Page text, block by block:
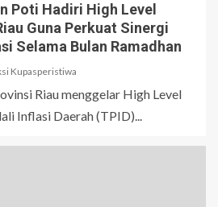
Poti Hadiri High Level
Guna Perkuat Sinergi
Selama Bulan Ramadhan
Kupasperistiwa
Riau menggelar High Level
Inflasi Daerah (TPID)...